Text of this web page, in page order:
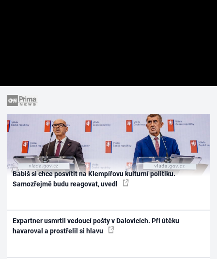
Babiš si chce posvítit na Klempířovu kulturní politiku.
Samozřejmě budu reagovat, uvedl
Expartner usmrtil vedoucí pošty v Dalovicích. Při útěku
havaroval a prostřelil si hlavu